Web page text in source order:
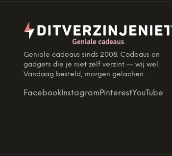
Geniale cadeaus sinds 2008. Cadeaus en
gadgets die je niet zelf verzint — wij wel.
Vandaag besteld, morgen gelachen.
Facebook InstagramPinterestYouTube